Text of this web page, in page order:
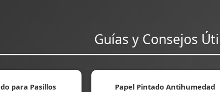
Guías y Consejos
para Pasillos
Papel Pintado Antihumedad